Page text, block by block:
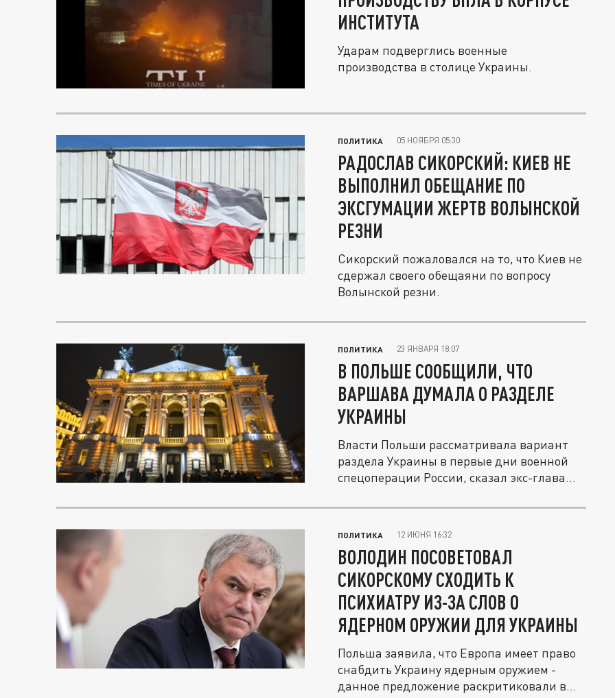
ИНСТИТУТА
Ударам подверглись военные
производства в столице Украины.
ПОЛИТИКА 05 НОЯБРЯ 05:30
РАДОСЛАВ СИКОРСКИЙ: КИЕВ НЕ
ВЫПОЛНИЛ ОБЕЩАНИЕ ПО
ЭКСГУМАЦИИ ЖЕРТВ ВОЛЫНСКОЙ
РЕЗНИ
Сикорский пожаловался на то, что Киев не
сдержал своего обещаяни по вопросу
Волынской резни.
ПОЛИТИКА 23 ЯНВАРЯ 18:07
В ПОЛЬШЕ СООБЩИЛИ, ЧТО
ВАРШАВА ДУМАЛА О РАЗДЕЛЕ
УКРАИНЫ
Власти Польши рассматривала вариант
раздела Украины в первые дни военной
спецоперации России, сказал экс-глава...
ПОЛИТИКА 12 ИЮНЯ 16:32
ВОЛОДИН ПОСОВЕТОВАЛ
СИКОРСКОМУ СХОДИТЬ К
ПСИХИАТРУ ИЗ-ЗА СЛОВ О
ЯДЕРНОМ ОРУЖИИ ДЛЯ УКРАИНЫ
Польша заявила, что Европа имеет право
снабдить Украину ядерным оружием -
данное предложение раскритиковали в...